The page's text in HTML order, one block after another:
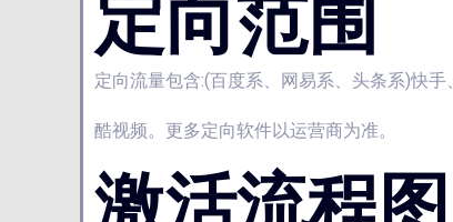
定向范围
定向流量包含:(百度系、网易系、头条系)快
酷视频。更多定向软件以运营商为准。